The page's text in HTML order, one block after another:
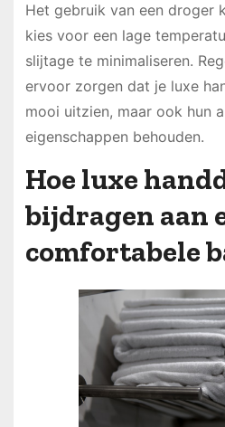
Het gebruik van een droger
kies voor een lage
slijtage te minimaliseren.
ervoor zorgen dat je luxe
mooi uitzien, maar ook hun
eigenschappen behouden.
Hoe luxe
bijdragen aan
comfortabele